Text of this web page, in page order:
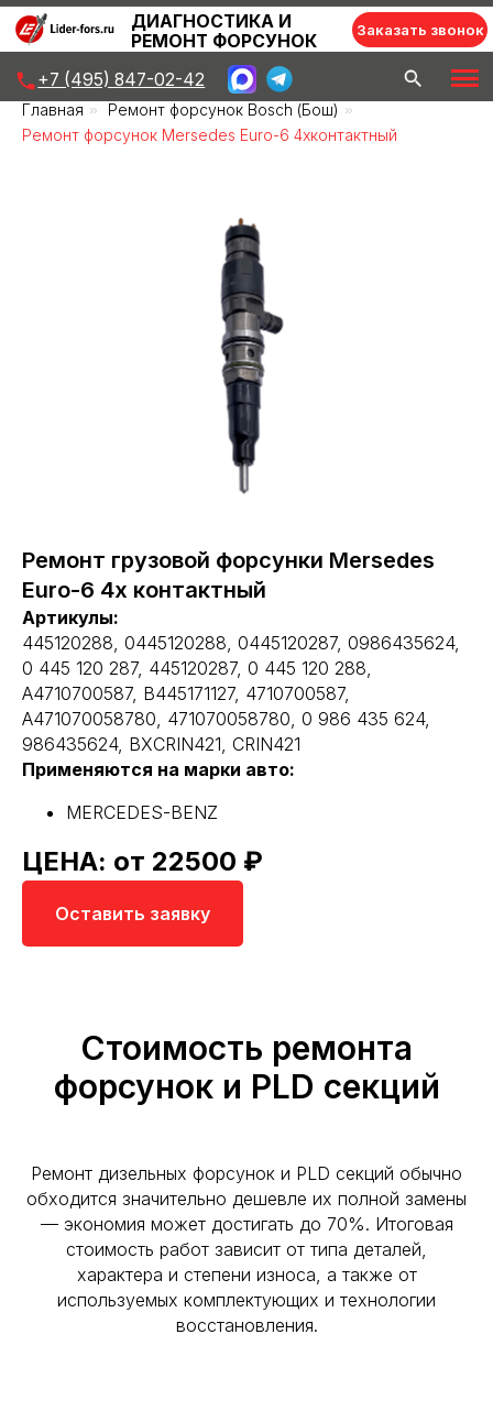
Заказать звонок
ДИАГНОСТИКА И
РЕМОНТ ФОРСУНОК
Главная » Ремонт форсунок Bosch (Бош) »
Ремонт форсунок Mersedes Euro-6 4хконтактный
Ремонт грузовой форсунки Mersedes
Euro-6 4х контактный
Артикулы:
445120288, 0445120288, 0445120287, 0986435624,
0 445 120 287, 445120287, 0 445 120 288,
A4710700587, B445171127, 4710700587,
A471070058780, 471070058780, 0 986 435 624,
986435624, BXCRIN421, CRIN421
Применяются на марки авто:
MERCEDES-BENZ
ЦЕНА: от 22500 ₽
Оставить заявку
Стоимость ремонта
форсунок и PLD секций
Ремонт дизельных форсунок и PLD секций обычно
обходится значительно дешевле их полной замены
— экономия может достигать до 70%. Итоговая
стоимость работ зависит от типа деталей,
характера и степени износа, а также от
используемых комплектующих и технологии
восстановления.